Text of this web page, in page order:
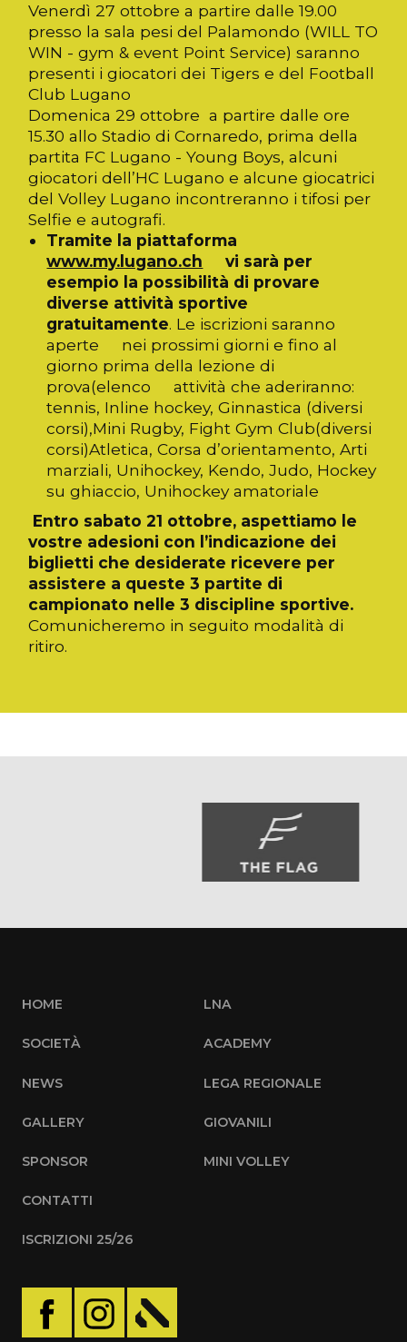
Venerdì 27 ottobre a partire dalle 19.00
presso la sala pesi del Palamondo (WILL TO
WIN - gym & event Point Service) saranno
presenti i giocatori dei Tigers e del Football
Club Lugano
Domenica 29 ottobre a partire dalle ore
15.30 allo Stadio di Cornaredo, prima della
partita FC Lugano - Young Boys, alcuni
giocatori dell’HC Lugano e alcune giocatrici
del Volley Lugano incontreranno i tifosi per
Selfie e autografi.
Tramite la piattaforma
www.my.lugano.ch vi sarà per
esempio la possibilità di provare
diverse attività sportive
gratuitamente. Le iscrizioni saranno
aperte nei prossimi giorni e fino al
giorno prima della lezione di
prova(elenco attività che aderiranno:
tennis, Inline hockey, Ginnastica (diversi
corsi),Mini Rugby, Fight Gym Club(diversi
corsi)Atletica, Corsa d’orientamento, Arti
marziali, Unihockey, Kendo, Judo, Hockey
su ghiaccio, Unihockey amatoriale
Entro sabato 21 ottobre, aspettiamo le
vostre adesioni con l’indicazione dei
biglietti che desiderate ricevere per
assistere a queste 3 partite di
campionato nelle 3 discipline sportive.
Comunicheremo in seguito modalità di
ritiro.
HOME
SOCIETÀ
NEWS
GALLERY
SPONSOR
CONTATTI
ISCRIZIONI 25/26
LNA
ACADEMY
LEGA REGIONALE
GIOVANILI
MINI VOLLEY